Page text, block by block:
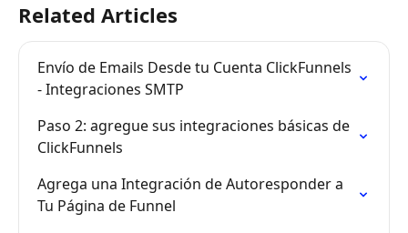
Related Articles
Envío de Emails Desde tu Cuenta ClickFunnels
- Integraciones SMTP
Paso 2: agregue sus integraciones básicas de
ClickFunnels
Agrega una Integración de Autoresponder a
Tu Página de Funnel